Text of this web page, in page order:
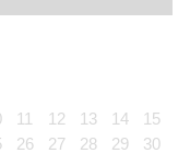
11 12 13 14
15
26 27 28 29
30